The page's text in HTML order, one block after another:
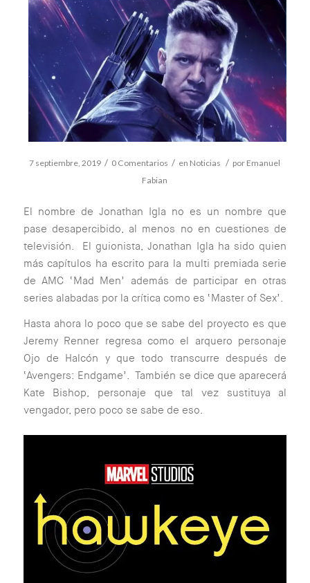
7 septiembre, 2019 / 0 Comentarios / en Noticias / por Emanuel
Fabian
El nombre de Jonathan Igla no es un nombre que
pase desapercibido, al menos no en cuestiones de
televisión. El guionista, Jonathan Igla ha sido quien
más capítulos ha escrito para la multi premiada serie
de AMC ‘Mad Men’ además de participar en otras
series alabadas por la crítica como es ‘Master of Sex’.
Hasta ahora lo poco que se sabe del proyecto es que
Jeremy Renner regresa como el arquero personaje
Ojo de Halcón y que todo transcurre después de
‘Avengers: Endgame’. También se dice que aparecerá
Kate Bishop, personaje que tal vez sustituya al
vengador, pero poco se sabe de eso.